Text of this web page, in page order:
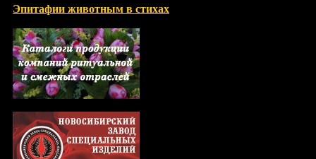
Эпитафии животным в стихах